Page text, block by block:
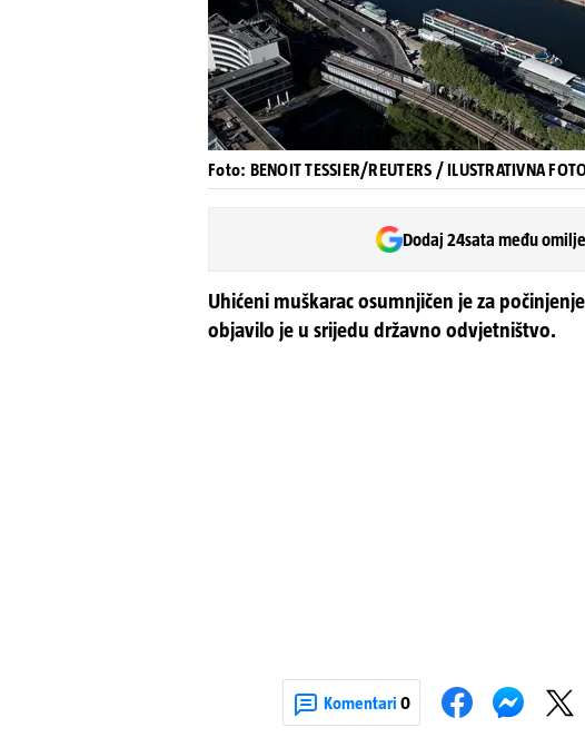
Foto: BENOIT TESSIER/REUTERS / ILUSTRATIVNA
Dodaj 24sata među
Uhićeni muškarac osumnjičen je za
objavilo je u srijedu državno odvjetništvo.
Komentari 0